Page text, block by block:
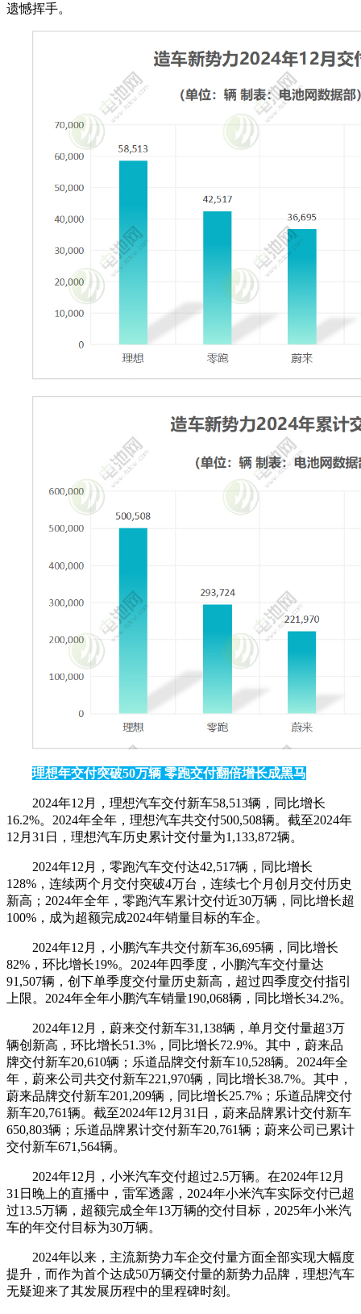
遗憾挥手。
理想年交付突破50万辆 零跑交付翻倍增长成黑马
2024年12月，理想汽车交付新车58,513辆，同比增长
16.2%。2024年全年，理想汽车共交付500,508辆。截至2024年
12月31日，理想汽车历史累计交付量为1,133,872辆。
2024年12月，零跑汽车交付达42,517辆，同比增长
128%，连续两个月交付突破4万台，连续七个月创月交付历史
新高；2024年全年，零跑汽车累计交付近30万辆，同比增长超
100%，成为超额完成2024年销量目标的车企。
2024年12月，小鹏汽车共交付新车36,695辆，同比增长
82%，环比增长19%。2024年四季度，小鹏汽车交付量达
91,507辆，创下单季度交付量历史新高，超过四季度交付指引
上限。2024年全年小鹏汽车销量190,068辆，同比增长34.2%。
2024年12月，蔚来交付新车31,138辆，单月交付量超3万
辆创新高，环比增长51.3%，同比增长72.9%。其中，蔚来品
牌交付新车20,610辆；乐道品牌交付新车10,528辆。 2024年全
年，蔚来公司共交付新车221,970辆，同比增长38.7%。其中，
蔚来品牌交付新车201,209辆，同比增长25.7%；乐道品牌交付
新车20,761辆。截至2024年12月31日，蔚来品牌累计交付新车
650,803辆；乐道品牌累计交付新车20,761辆；蔚来公司已累计
交付新车671,564辆。
2024年12月，小米汽车交付超过2.5万辆。在2024年12月
31日晚上的直播中，雷军透露，2024年小米汽车实际交付已超
过13.5万辆，超额完成全年13万辆的交付目标，2025年小米汽
车的年交付目标为30万辆。
2024年以来，主流新势力车企交付量方面全部实现大幅度
提升，而作为首个达成50万辆交付量的新势力品牌，理想汽车
无疑迎来了其发展历程中的里程碑时刻。